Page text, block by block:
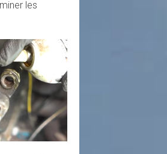
les